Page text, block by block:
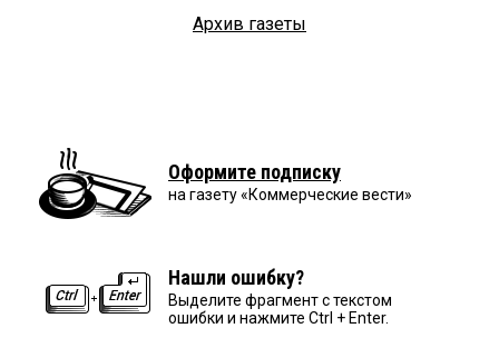
Архив газеты
Оформите подписку
на газету «Коммерческие вести»
Нашли ошибку?
Выделите фрагмент с текстом
ошибки и нажмите Ctrl + Enter.